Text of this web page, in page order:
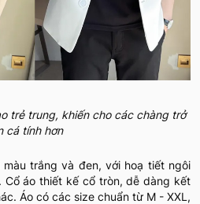
trẻ trung, khiến cho các chàng trở
cá tính hơn
trắng và đen, với hoạ tiết ngôi
Cổ áo thiết kế cổ tròn, dễ dàng kết
Áo có các size chuẩn từ M - XXL,